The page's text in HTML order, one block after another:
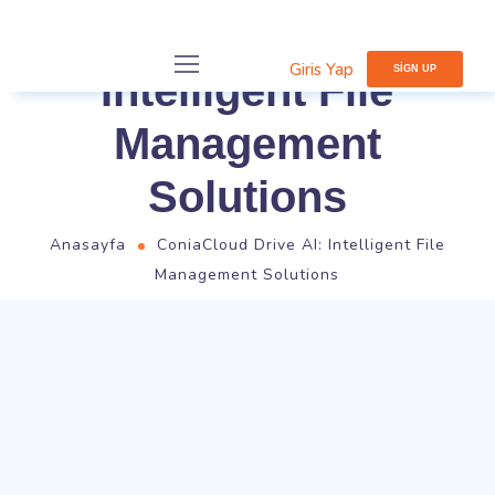
Giris Yap SIGN UP
ConiaCloud Drive AI:
Intelligent File
Management
Solutions
Anasayfa
ConiaCloud Drive AI: Intelligent File
Management Solutions